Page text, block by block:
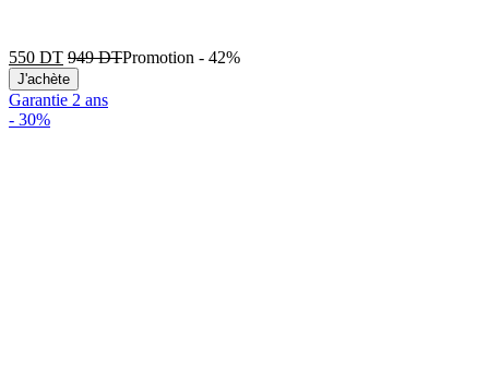
550 DT 949DTPromotion - 42%
J'achète
Garantie 2 ans
- 30%